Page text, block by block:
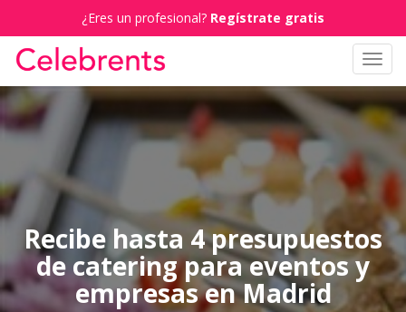
¿Eres un profesional? Regístrate gratis
Recibe hasta 4 presupuestos
de catering para eventos y
empresas en Madrid